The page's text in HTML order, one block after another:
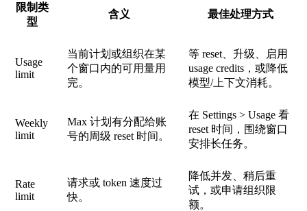
限制类
型
含义 最佳处理方式
Usage
limit
当前计划或组织在某
个窗口内的可用量用
完。
等 reset、升级、启用
usage credits，或降低
模型/上下文消耗。
Weekly
limit
Max 计划有分配给账
号的周级 reset 时间。
在 Settings > Usage 看
reset 时间，围绕窗口
安排长任务。
Rate
limit
请求或 token 速度过
快。
降低并发、稍后重
试，或申请组织限
额。